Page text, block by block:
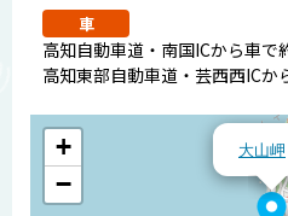
車
高知自動車道・南国ICから車で
高知東部自動車道・芸西西ICか
大山岬
+
−